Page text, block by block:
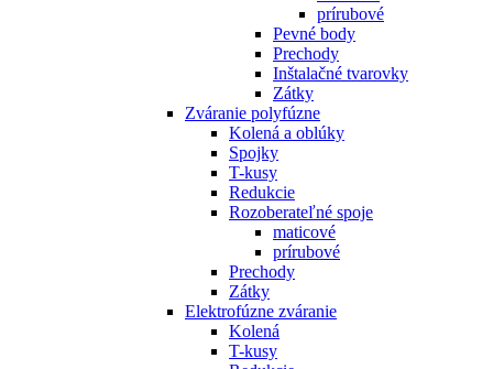
prírubové
Pevné body
Prechody
Inštalačné tvarovky
Zátky
Zváranie polyfúzne
Kolená a oblúky
Spojky
T-kusy
Redukcie
Rozoberateľné spoje
maticové
prírubové
Prechody
Zátky
Elektrofúzne zváranie
Kolená
T-kusy